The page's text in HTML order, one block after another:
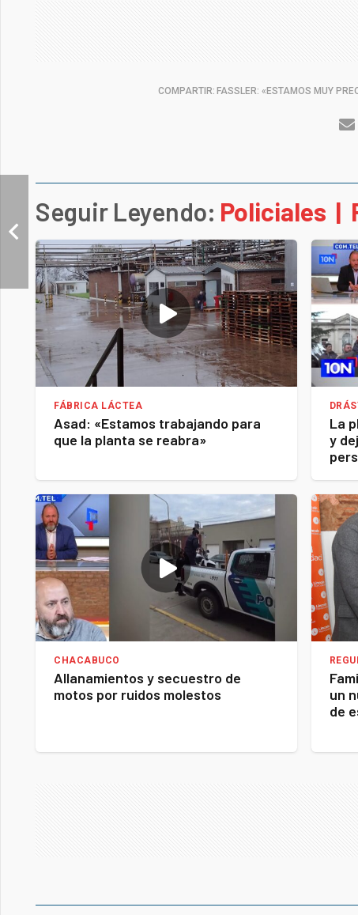
COMPARTIR: FASSLER: «ESTAMOS MUY
Seguir Leyendo: Policiales ‎ ‎ |‎ ‎‎ ‎
FÁBRICA LÁCTEA
Asad: «Estamos trabajando para
que la planta se reabra»
La
y
CHACABUCO
Allanamientos y secuestro de
motos por ruidos molestos
un
de